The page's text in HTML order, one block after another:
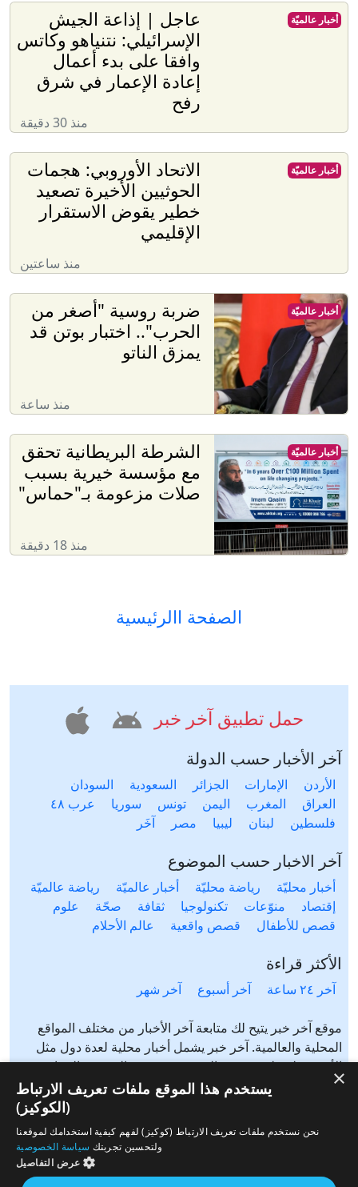
عاجل | إذاعة الجيش
الإسرائيلي: نتنياهو وكاتس
وافقا على بدء أعمال
إعادة الإعمار في شرق
رفح
منذ 30 دقيقة
أخبار عالميّة
الاتحاد الأوروبي: هجمات
الحوثيين الأخيرة تصعيد
خطير يقوض الاستقرار
الإقليمي
منذ ساعتين
أخبار عالميّة
ضربة روسية "أصغر من
الحرب".. اختبار بوتن قد
يمزق الناتو
منذ ساعة
أخبار عالميّة
الشرطة البريطانية تحقق
مع مؤسسة خيرية بسبب
صلات مزعومة بـ"حماس"
منذ 18 دقيقة
أخبار عالميّة
الصفحة االرئيسية
حمل تطبيق آخر خبر
آخر الأخبار حسب الدولة
الأردن الإمارات الجزائر السعودية
السودان
العراق
المغرب اليمن تونس سوريا
عرب ٤٨
فلسطين
لبنان ليبيا مصر آخَر
آخر الاخبار حسب الموضوع
أخبار محليّة رياضة محليّة أخبار عالميّة
رياضة عالميّة
إقتصاد
منوّعات تكنولوجيا ثقافة صحّة
علوم
قصص للأطفال
قصص واقعية عالم الأحلام
الأكثر قراءة
آخر ٢٤ ساعة آخر أسبوع آخر شهر
موقع آخر خبر يتيح لك متابعة آخر الأخبار من مختلف المواقع
المحلية والعالمية. آخر خبر يشمل أخبار محلية لعدة دول مثل
الأردن، فلسطين، مصر، السعودية، تونس، المغرب، الجزائر،
عرب ٤٨، لبنان، العراق، اليمن وغيرها آخر خبر يتيح متابعة أخبار
من شتى المواضيع مثل: أخبار محلية، أخبار عالمية، رياضة،
إقتصاد، ثقافة، منوعات وغيرها تابع الأخبار المحلية والعالمية من
مختلف المواقع الإخبارية: الجزيرة، العربية، بي بي سي، سي ان
×
يستخدم هذا الموقع ملفات تعريف الارتباط
(الكوكيز)
نحن نستخدم ملفات تعريف الارتباط (كوكيز) لفهم كيفية استخدامك لموقعنا
ولتحسين تجربتك سياسة الخصوصية
عرض التفاصيل